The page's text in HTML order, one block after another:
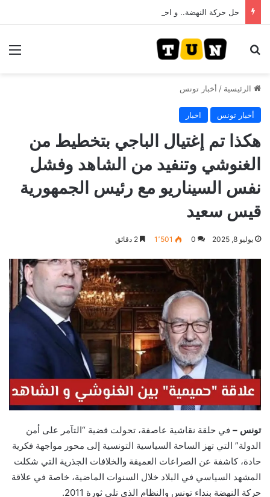
بحث عن
الرئيسية / أخبار تونس
أخبار تونس اخبار
هكذا تم إغتيال الباجي بتخطيط من
الغنوشي وتنفيد من الشاهد وفشل
نفس السيناريو مع رئيس الجمهورية
قيس سعيد
يوليو 8, 2025 0 1٬501
تونس – في حلقة نقاشية عاصفة، تحولت قضية “التآمر على أمن
الدولة” التي تهز الساحة السياسية التونسية إلى محور مواجهة فكرية
حادة، كاشفة عن الصراعات العميقة والخلافات الجذرية التي شكلت
المشهد السياسي في البلاد خلال السنوات الماضية، خاصة في علاقة
حركة النهضة بنداء تونس والنظام الذي تلى ثورة 2011.